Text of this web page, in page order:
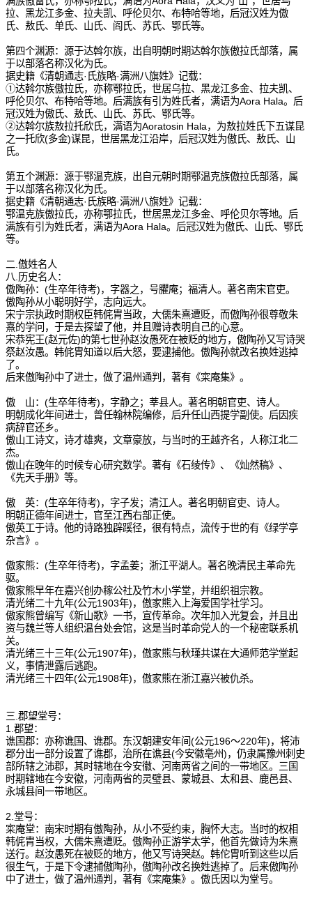
拉、黑龙江多金、拉夫凯、呼伦贝尔、布特哈等地，后冠汉姓为傲
氏、敖氏、单氏、山氏、阎氏、苏氏、鄂氏等。
第四个渊源：源于达斡尔族，出自明朝时期达斡尔族傲拉氏部落，属
于以部落名称汉化为氏。
据史籍《清朝通志·氏族略·满洲八旗姓》记载：
①达斡尔族傲拉氏，亦称鄂拉氏，世居乌拉、黑龙江多金、拉夫凯、
呼伦贝尔、布特哈等地。后满族有引为姓氏者，满语为Aora Hala。后
冠汉姓为傲氏、敖氏、山氏、苏氏、鄂氏等。
②达斡尔族敖拉托欣氏，满语为Aoratosin Hala，为敖拉姓氏下五谋昆
之一托欣(多金)谋昆，世居黑龙江沿岸，后冠汉姓为傲氏、敖氏、山
氏。
第五个渊源：源于鄂温克族，出自元朝时期鄂温克族傲拉氏部落，属
于以部落名称汉化为氏。
据史籍《清朝通志·氏族略·满洲八旗姓》记载：
鄂温克族傲拉氏，亦称鄂拉氏，世居黑龙江多金、呼伦贝尔等地。后
满族有引为姓氏者，满语为Aora Hala。后冠汉姓为傲氏、山氏、鄂氏
等。
二.傲姓名人
八.历史名人：
傲陶孙：(生卒年待考)，字器之，号臞庵；福清人。著名南宋官吏。
傲陶孙从小聪明好学，志向远大。
宋宁宗执政时期权臣韩侂胄当政，大儒朱熹遭贬，而傲陶孙很尊敬朱
熹的学问，于是去探望了他，并且赠诗表明自己的心意。
宋恭宪王(赵元佐)的第七世孙赵汝愚死在被贬的地方，傲陶孙又写诗哭
祭赵汝愚。韩侂胄知道以后大怒，要逮捕他。傲陶孙就改名换姓逃掉
了。
后来傲陶孙中了进士，做了温州通判，著有《寀庵集》。
傲 山：(生卒年待考)，字静之；莘县人。著名明朝官吏、诗人。
明朝成化年间进士，曾任翰林院编修，后升任山西提学副使。后因疾
病辞官还乡。
傲山工诗文，诗才雄爽，文章豪放，与当时的王越齐名，人称江北二
杰。
傲山在晚年的时候专心研究数学。著有《石绫传》、《灿然稿》、
《先天手册》等。
傲 英：(生卒年待考)，字子发；清江人。著名明朝官吏、诗人。
明朝正德年间进士，官至江西右部正使。
傲英工于诗。他的诗路独辟蹊径，很有特点，流传于世的有《绿学亭
杂言》。
傲家熊：(生卒年待考)，字孟姜；浙江平湖人。著名晚清民主革命先
驱。
傲家熊早年在嘉兴创办稼公社及竹木小学堂，并组织祖宗教。
清光绪二十九年(公元1903年)，傲家熊入上海爱国学社学习。
傲家熊曾编写《新山歌》一书，宣传革命。次年加入光复会，并且出
资与魏兰等人组织温台处会馆，这是当时革命党人的一个秘密联系机
关。
清光绪三十三年(公元1907年)，傲家熊与秋瑾共谋在大通师范学堂起
义，事情泄露后逃跑。
清光绪三十四年(公元1908年)，傲家熊在浙江嘉兴被仇杀。
三.郡望堂号：
1.郡望：
谯国郡：亦称谯国、谯郡。东汉朝建安年间(公元196～220年)，将沛
郡分出一部分设置了谯郡，治所在谯县(今安徽亳州)，仍隶属豫州刺史
部所辖之沛郡，其时辖地在今安徽、河南两省之间的一带地区。三国
时期辖地在今安徽，河南两省的灵璧县、蒙城县、太和县、鹿邑县、
永城县间一带地区。
2.堂号：
寀庵堂：南宋时期有傲陶孙，从小不受约束，胸怀大志。当时的权相
韩侂胄当权，大儒朱熹遭贬。傲陶孙正游学太学，他首先做诗为朱熹
送行。赵汝愚死在被贬的地方，他又写诗哭赵。韩佗胄听到这些以后
很生气，于是下令逮捕傲陶孙，傲陶孙改名换姓逃掉了。后来傲陶孙
中了进士，做了温州通判，著有《寀庵集》。傲氏因以为堂号。